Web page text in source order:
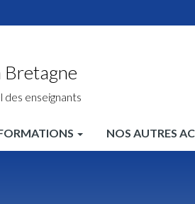
Bretagne
enseignants
NOS AUTRES